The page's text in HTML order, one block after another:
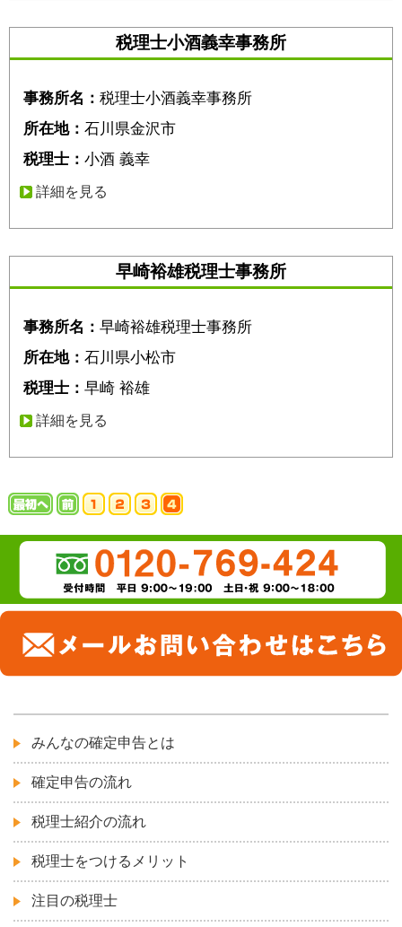
税理士小酒義幸事務所
事務所名： 税理士小酒義幸事務所
所在地： 石川県金沢市
税理士： 小酒 義幸
詳細を見る
早崎裕雄税理士事務所
事務所名： 早崎裕雄税理士事務所
所在地： 石川県小松市
税理士： 早崎 裕雄
詳細を見る
みんなの確定申告とは
確定申告の流れ
税理士紹介の流れ
税理士をつけるメリット
注目の税理士